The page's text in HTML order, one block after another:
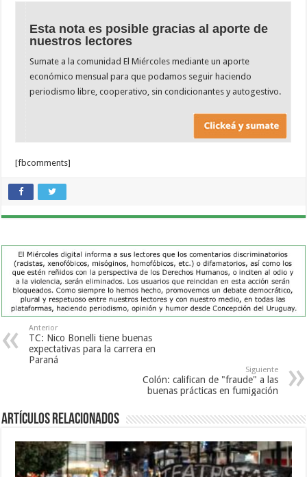
Esta nota es posible gracias al aporte de
nuestros lectores
Sumate a la comunidad El Miércoles mediante un aporte
económico mensual para que podamos seguir haciendo
periodismo libre, cooperativo, sin condicionantes y autogestivo.
[fbcomments]
Anterior
TC: Nico Bonelli tiene buenas
expectativas para la carrera en
Paraná
Siguiente
Colón: califican de "fraude" a las
buenas prácticas en fumigación
Artículos Relacionados